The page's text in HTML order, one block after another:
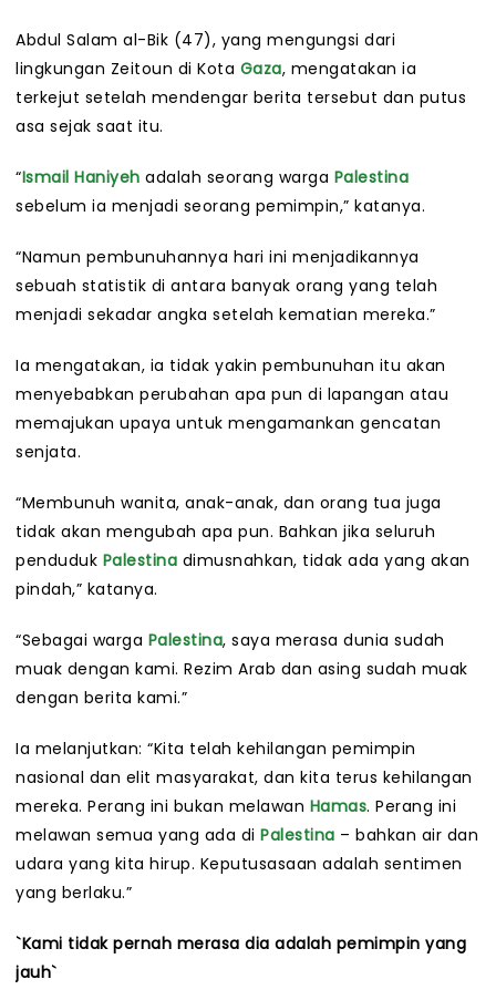
Abdul Salam al-Bik (47), yang mengungsi dari
lingkungan Zeitoun di Kota Gaza, mengatakan ia
terkejut setelah mendengar berita tersebut dan putus
asa sejak saat itu.
“Ismail Haniyeh adalah seorang warga Palestina
sebelum ia menjadi seorang pemimpin,” katanya.
“Namun pembunuhannya hari ini menjadikannya
sebuah statistik di antara banyak orang yang telah
menjadi sekadar angka setelah kematian mereka.”
Ia mengatakan, ia tidak yakin pembunuhan itu akan
menyebabkan perubahan apa pun di lapangan atau
memajukan upaya untuk mengamankan gencatan
senjata.
“Membunuh wanita, anak-anak, dan orang tua juga
tidak akan mengubah apa pun. Bahkan jika seluruh
penduduk Palestina dimusnahkan, tidak ada yang akan
pindah,” katanya.
“Sebagai warga Palestina, saya merasa dunia sudah
muak dengan kami. Rezim Arab dan asing sudah muak
dengan berita kami.”
Ia melanjutkan: “Kita telah kehilangan pemimpin
nasional dan elit masyarakat, dan kita terus kehilangan
mereka. Perang ini bukan melawan Hamas. Perang ini
melawan semua yang ada di Palestina – bahkan air dan
udara yang kita hirup. Keputusasaan adalah sentimen
yang berlaku.”
`Kami tidak pernah merasa dia adalah pemimpin yang
jauh`